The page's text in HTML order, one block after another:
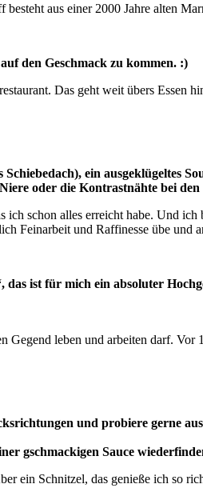
aus einer 2000 Jahre alten
den Geschmack zu kommen. :)
Das geht weit übers Essen
ein ausgeklügeltes
oder die Kontrastnähte bei den
schon alles erreicht habe. Und
Feinarbeit und Raffinesse übe und
ist für mich ein absoluter
Gegend leben und arbeiten darf.
und probiere gerne
gschmackigen Sauce
ein Schnitzel, das genieße ich so